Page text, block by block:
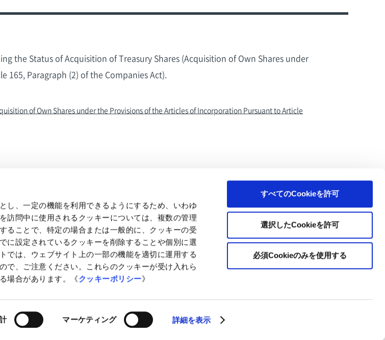
し、一定の機能を利用できるようにするため、いわゆ
訪問中に使用されるクッキーについては、複数の管理
ることで、特定の場合または一般的に、クッキーの受
に設定されているクッキーを削除することや個別に選
では、ウェブサイト上の一部の機能を適切に運用する
で、ご注意ください。これらのクッキーが受け入れら
場合があります。《クッキーポリシー》
マーケティング 詳細を表示
すべてのCookieを許可
選択したCookieを許可
必須Cookieのみを使用する
the Status of Acquisition of Treasury Shares (Acquisition of Own Shares under
Paragraph (2) of the Companies Act).
of Own Shares under the Provisions of the Articles of Incorporation Pursuant to Article
IR News
Site Map © Japan Pulp & Paper Co., Ltd.